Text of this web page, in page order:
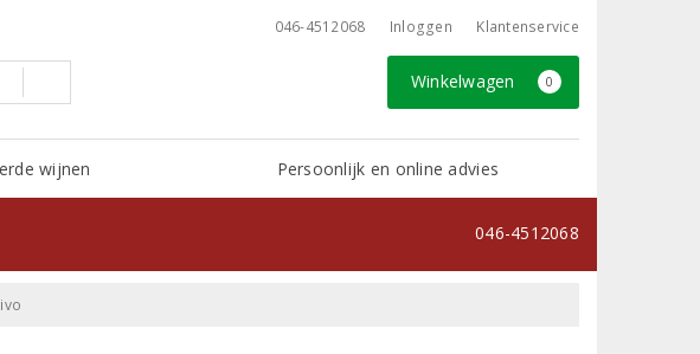
046-4512068 Inloggen Klantenservice
Winkelwagen 0
wijnen Persoonlijk en online advies
046-4512068